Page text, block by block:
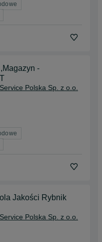
-
Polska Sp. z o.o.
Jakości Rybnik
Polska Sp. z o.o.